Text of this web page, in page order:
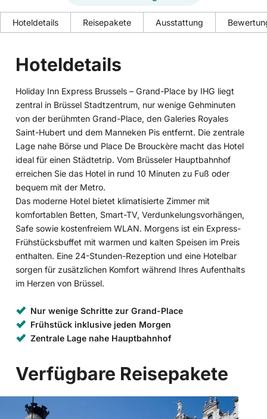
Hoteldetails Reisepakete Ausstattung
Hoteldetails
Holiday Inn Express Brussels – Grand-Place by IHG liegt
zentral in Brüssel Stadtzentrum, nur wenige Gehminuten
von der berühmten Grand-Place, den Galeries Royales
Saint-Hubert und dem Manneken Pis entfernt. Die zentrale
Lage nahe Börse und Place De Brouckère macht das Hotel
ideal für einen Städtetrip. Vom Brüsseler Hauptbahnhof
erreichen Sie das Hotel in rund 10 Minuten zu Fuß oder
bequem mit der Metro.
Das moderne Hotel bietet klimatisierte Zimmer mit
komfortablen Betten, Smart-TV, Verdunkelungsvorhängen,
Safe sowie kostenfreiem WLAN. Morgens ist ein Express-
Frühstücksbuffet mit warmen und kalten Speisen im Preis
enthalten. Eine 24-Stunden-Rezeption und eine Hotelbar
sorgen für zusätzlichen Komfort während Ihres Aufenthalts
im Herzen von Brüssel.
Nur wenige Schritte zur Grand-Place
Frühstück inklusive jeden Morgen
Zentrale Lage nahe Hauptbahnhof
Verfügbare Reisepakete